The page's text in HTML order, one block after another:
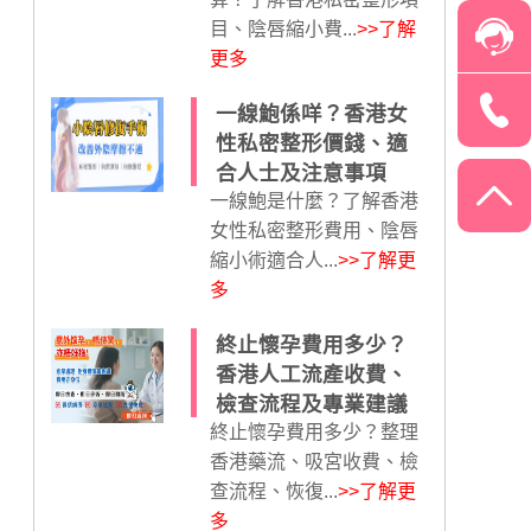
目、陰唇縮小費...>>了解
更多
一線鮑係咩？香港女
性私密整形價錢、適
合人士及注意事項
一線鮑是什麼？了解香港
女性私密整形費用、陰唇
縮小術適合人...>>了解更
多
終止懷孕費用多少？
香港人工流產收費、
檢查流程及專業建議
終止懷孕費用多少？整理
香港藥流、吸宮收費、檢
查流程、恢復...>>了解更
多